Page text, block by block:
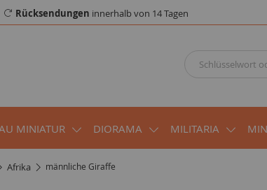
Rücksendungen innerhalb von 14 Tagen
MINIATUR DIORAMA MILITARIA
afrika männliche Giraffe